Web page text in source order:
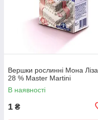
Вершки рослинні Мона Ліза
28 % Master Martini
В наявності
1 ₴